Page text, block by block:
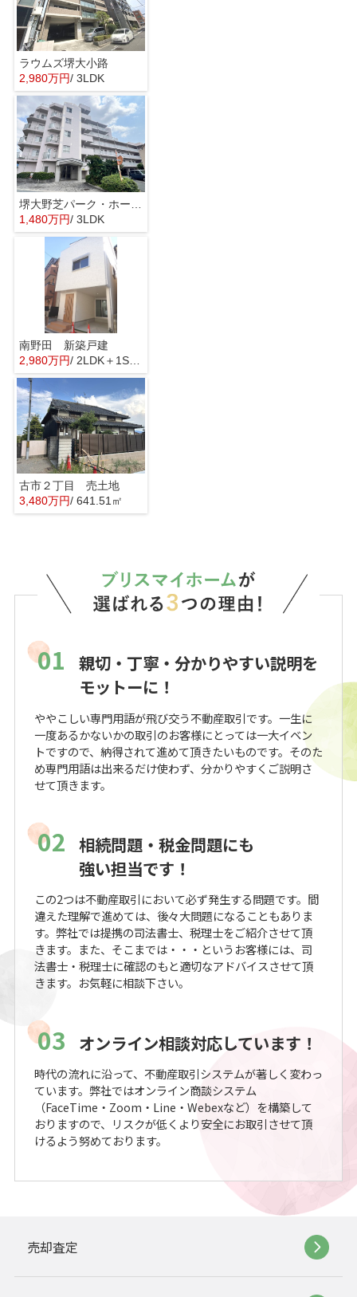
ラウムズ堺大小路
2,980万円/ 3LDK
1,480万円/ 3LDK
南野田 新築戸建
2,980万円/ 2LDK＋1S(納戸)
古市２丁目 売土地
3,480万円/ 641.51㎡
01
親切・丁寧・分かりやすい説明を
モットーに！
ややこしい専門用語が飛び交う不動産取引です。一生に
一度あるかないかの取引のお客様にとっては一大イベン
トですので、納得されて進めて頂きたいものです。そのた
め専門用語は出来るだけ使わず、分かりやすくご説明さ
せて頂きます。
02 相続問題・税金問題にも
強い担当です！
この2つは不動産取引において必ず発生する問題です。間
違えた理解で進めては、後々大問題になることもありま
す。弊社では提携の司法書士、税理士をご紹介させて頂
きます。また、そこまでは・・・というお客様には、司
法書士・税理士に確認のもと適切なアドバイスさせて頂
きます。お気軽に相談下さい。
03 オンライン相談対応しています！
時代の流れに沿って、不動産取引システムが著しく変わっ
ています。弊社ではオンライン商談システム
（FaceTime・Zoom・Line・Webexなど）を構築して
おりますので、リスクが低くより安全にお取引させて頂
けるよう努めております。
売却査定